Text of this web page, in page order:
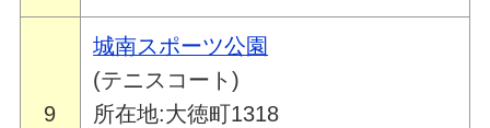
9
城南スポーツ公園
(テニスコート)
所在地:大徳町1318